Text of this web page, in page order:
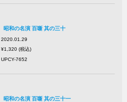
和の名演 百噺 其の三十
2020.01.29
¥1,320 (税込)
UPCY-7652
和の名演 百噺 其の三十一